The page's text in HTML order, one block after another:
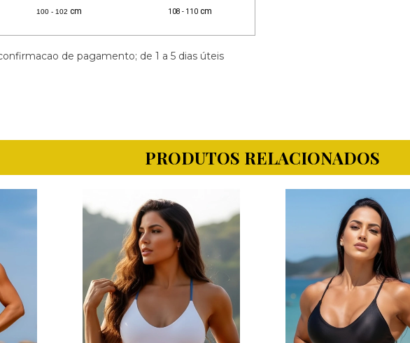
100 - 102 cm 108 - 110 cm
de pagamento; de 1 a 5 dias úteis
PRODUTOS RELACIONADOS